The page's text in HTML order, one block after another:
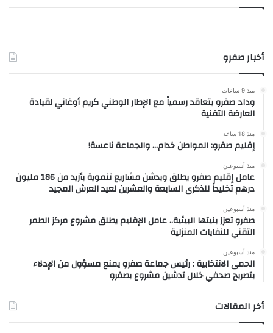
أخبار صفرو
منذ 9 ساعات
وداد صفرو يتعاقد رسمياً مع الإطار الوطني كريم أوغاني لقيادة
العارضة التقنية
منذ 18 ساعة
إقليم صفرو: المواطن خدام… والجماعة ناعسة!
منذ أسبوعين
عامل إقليم صفرو يطلق ويدشن مشاريع تنموية بأزيد من 186 مليون
درهم تخليداً للذكرى السابعة والعشرين لعيد العرش المجيد
منذ أسبوعين
صفرو تعزز بنيتها البيئية.. عامل الإقليم يطلق مشروع مركز الطمر
التقني للنفايات المنزلية
منذ أسبوعين
الحمى الانتخابية : رئيس جماعة صفرو يمنع مسؤول من الإدلاء
بتصريح صحفي خلال تدشين مشروع بصفرو
أخر المقالات